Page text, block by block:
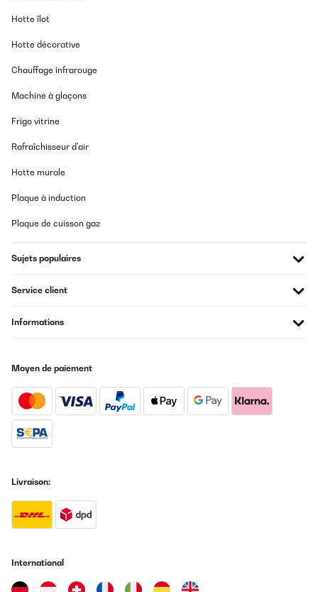
Hotte îlot
Hotte décorative
Chauffage infrarouge
Machine à glaçons
Frigo vitrine
Rafraîchisseur d'air
Hotte murale
Plaque à induction
Plaque de cuisson gaz
Sujets populaires
Service client
Informations
Moyen de paiement
Livraison:
International